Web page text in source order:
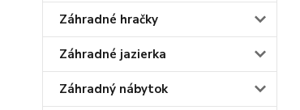
Záhradné hračky
Záhradné jazierka
Záhradný nábytok